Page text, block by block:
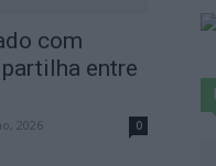
com
entre
2026 0